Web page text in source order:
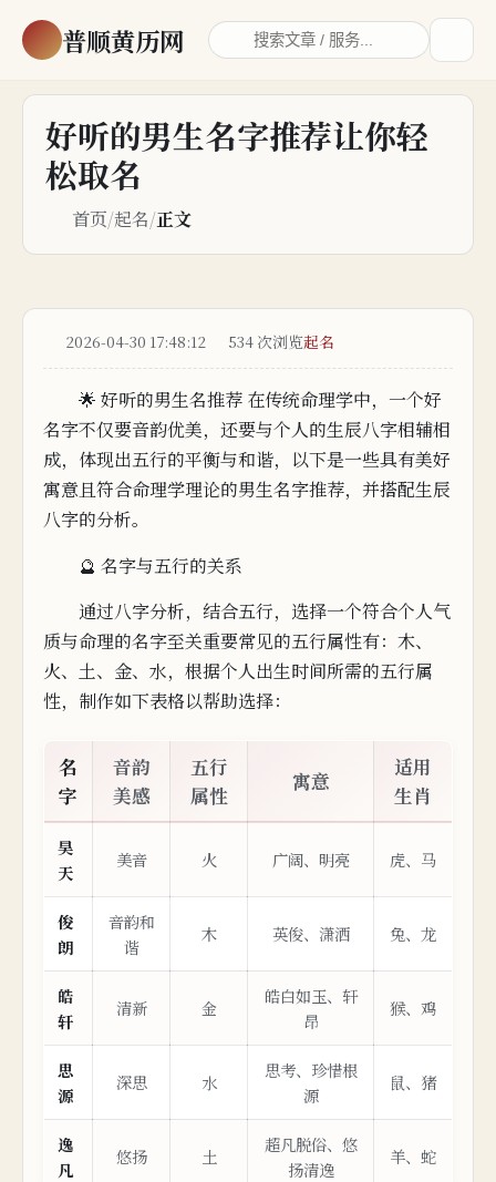
普顺黄历网
好听的男生名字推荐让你轻
松取名
首页/起名/正文
2026-04-30 17:48:12 534 次浏览起名
🌟 好听的男生名推荐 在传统命理学中，一个好
名字不仅要音韵优美，还要与个人的生辰八字相辅相
成，体现出五行的平衡与和谐，以下是一些具有美好
寓意且符合命理学理论的男生名字推荐，并搭配生辰
八字的分析。
🔮 名字与五行的关系
通过八字分析，结合五行， 选择一个符合个人气
质与命理的名字至关重要常见的五行属性有：木、
火、土、金、水， 根据个人出生时间所需的五行属
性，制作如下表格以帮助选择：
名
字
音韵
美感
五行
属性
寓意
适用
生肖
昊
天
美音 火 广阔、明亮 虎、马
俊
朗
音韵和
谐
木 英俊、潇洒 兔、龙
皓
轩
清新 金
皓白如玉、轩
昂
猴、鸡
思
源
深思 水
思考、珍惜根
源
鼠、猪
逸
凡
悠扬 土
超凡脱俗、悠
扬清逸
羊、蛇